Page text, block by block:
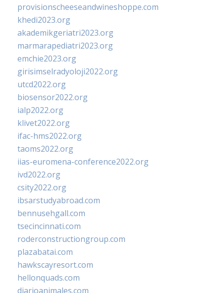
provisionscheeseandwineshoppe.com
khedi2023.org
akademikgeriatri2023.org
marmarapediatri2023.org
emchie2023.org
girisimselradyoloji2022.org
utcd2022.org
biosensor2022.org
ialp2022.org
klivet2022.org
ifac-hms2022.org
taoms2022.org
iias-euromena-conference2022.org
ivd2022.org
csity2022.org
ibsarstudyabroad.com
bennusehgall.com
tsecincinnati.com
roderconstructiongroup.com
plazabatai.com
hawkscayresort.com
hellonquads.com
diarioanimales.com